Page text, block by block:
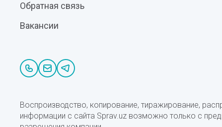
Обратная связь
Вакансии
Воспроизводство, копирование, тиражирование,
информации с сайта Sprav.uz возможно только с